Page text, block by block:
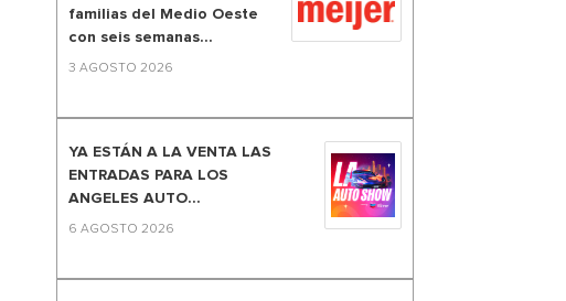
familias del Medio Oeste
con seis semanas...
3 AGOSTO 2026
YA ESTÁN A LA VENTA LAS
ENTRADAS PARA LOS
ANGELES AUTO...
6 AGOSTO 2026